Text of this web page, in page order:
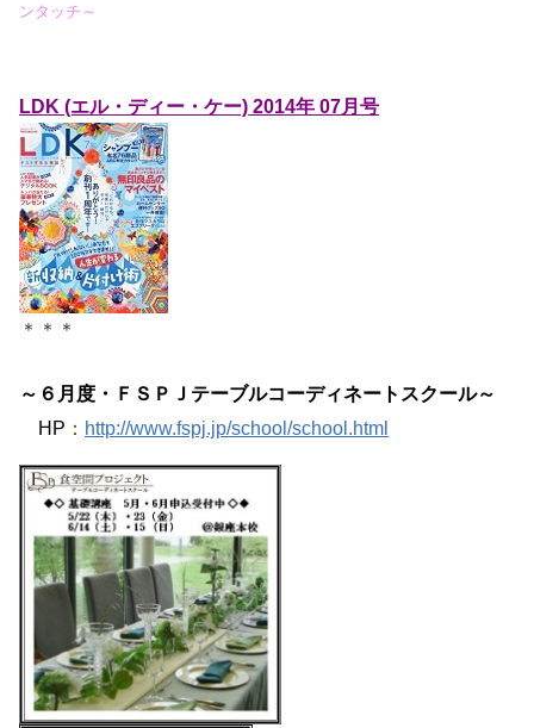
ンタッチ～
LDK (エル・ディー・ケー) 2014年 07月号
＊＊＊
～６月度・ＦＳＰＪテーブルコーディネートスクール～
HP ： http://www.fspj.jp/school/school.html